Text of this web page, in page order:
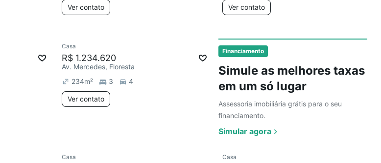
Financiamento
Simule as melhores taxas
em um só lugar
Assessoria imobiliária grátis para o seu
financiamento.
Simular agora
Ver contato Ver contato
Ver
Casa
R$ 1.234.620
Av. Mercedes, Floresta
234m² 3 4
Ver contato
Casa Casa